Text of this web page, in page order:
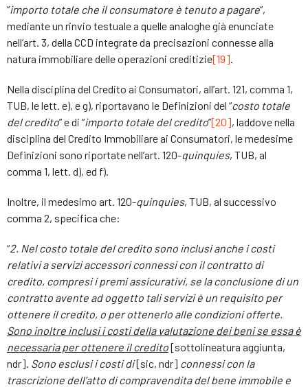
“importo totale che il consumatore è tenuto a pagare”,
mediante un rinvio testuale a quelle analoghe già enunciate
nell’art. 3, della CCD integrate da precisazioni connesse alla
natura immobiliare delle operazioni creditizie[19].
Nella disciplina del Credito ai Consumatori, all’art. 121, comma 1,
TUB, le lett. e), e g), riportavano le Definizioni del “costo totale
del credito” e di “importo totale del credito”[20], laddove nella
disciplina del Credito Immobiliare ai Consumatori, le medesime
Definizioni sono riportate nell’art. 120-quinquies, TUB, al
comma 1, lett. d), ed f).
Inoltre, il medesimo art. 120-quinquies, TUB, al successivo
comma 2, specifica che:
“2. Nel costo totale del credito sono inclusi anche i costi
relativi a servizi accessori connessi con il contratto di
credito, compresi i premi assicurativi, se la conclusione di un
contratto avente ad oggetto tali servizi è un requisito per
ottenere il credito, o per ottenerlo alle condizioni offerte.
Sono inoltre inclusi i costi della valutazione dei beni se essa è
necessaria per ottenere il credito[sottolineatura aggiunta,
ndr]. Sono esclusi i costi di[sic, ndr] connessi con la
trascrizione dell’atto di compravendita del bene immobile e